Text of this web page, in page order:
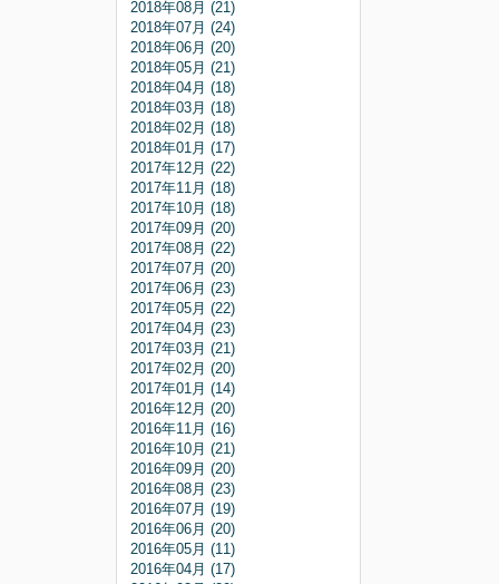
2018年08月 (21)
2018年07月 (24)
2018年06月 (20)
2018年05月 (21)
2018年04月 (18)
2018年03月 (18)
2018年02月 (18)
2018年01月 (17)
2017年12月 (22)
2017年11月 (18)
2017年10月 (18)
2017年09月 (20)
2017年08月 (22)
2017年07月 (20)
2017年06月 (23)
2017年05月 (22)
2017年04月 (23)
2017年03月 (21)
2017年02月 (20)
2017年01月 (14)
2016年12月 (20)
2016年11月 (16)
2016年10月 (21)
2016年09月 (20)
2016年08月 (23)
2016年07月 (19)
2016年06月 (20)
2016年05月 (11)
2016年04月 (17)